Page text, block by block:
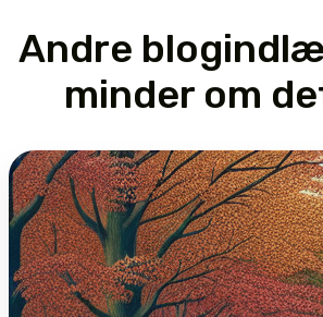
Andre
minder om